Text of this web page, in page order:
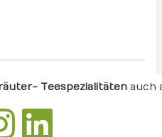
Teespezialitäten auch